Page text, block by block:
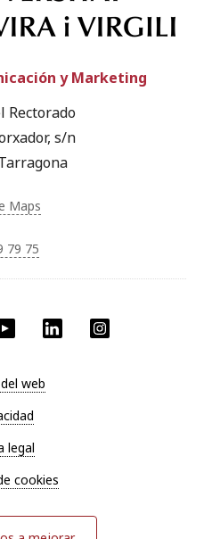
YouTube LinkedIn
y Marketing
Rectorado
s/n
Maps
79 75
web
legal
cookies